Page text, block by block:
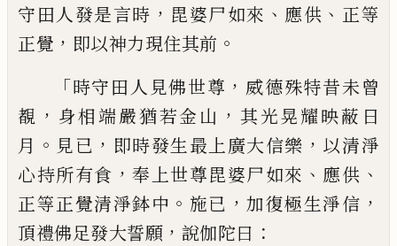
守田人發是言時 ， 毘婆尸如來 、 應供 、 正等
正覺 ， 即以神力現住其前 。
「時守田人見佛世尊 ， 威德殊特昔未曾
覩 ， 身相端嚴猶若金山 ， 其光晃耀映蔽日
月 。 見已 ， 即時發生最上廣大信樂 ， 以清淨
心持所有食 ，奉上世尊毘婆尸如來 、 應供 、
正等正覺清淨鉢中 。 施已 ，加復極生淨信 ，
頂禮佛足發大誓願 ， 說伽陀曰 ：